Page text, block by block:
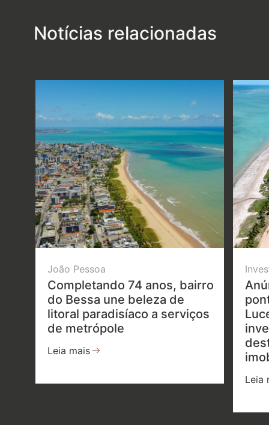
Notícias relacionadas
João Pessoa
Completando 74 anos, bairro
do Bessa une beleza de
litoral paradisíaco a serviços
de metrópole
Leia mais
Leia